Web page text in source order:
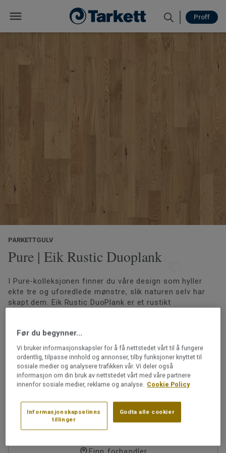
Proff
PARKETTGULV
Pure | Eik Rustic Duoplank
I Pure-kolleksjonen finner du våre design som hyller
ekte tre og uforedlede mønstre, slik naturen selv har
skapt dem. Eik Rustic DuoPlank er et rustikt
beskyttelse.
Henvisning tilgradingbok
Legges med klikksystemet 2-lock
Kan slipes
Kan legges på gulvvarme (unntatt bøk)
Før du begynner...
Vi bruker informasjonskapsler for å få nettstedet vårt til å fungere
ordentlig, tilpasse innhold og annonser, tilby funksjoner knyttet til
sosiale medier og analysere trafikken vår. Vi deler også
informasjon om din bruk av nettstedet vårt med våre partnere
innenfor sosiale medier, reklame og analyse. Cookie Policy
Informasjonskapselinns
tillinger
Godta alle cookier